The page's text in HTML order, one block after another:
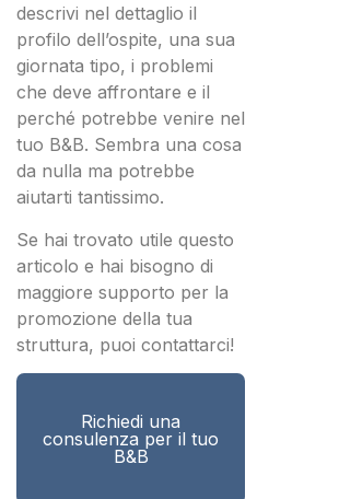
descrivi nel dettaglio il
profilo dell’ospite, una sua
giornata tipo, i problemi
che deve affrontare e il
perché potrebbe venire nel
tuo B&B. Sembra una cosa
da nulla ma potrebbe
aiutarti tantissimo.
Se hai trovato utile questo
articolo e hai bisogno di
maggiore supporto per la
promozione della tua
struttura, puoi contattarci!
Richiedi una
consulenza per il tuo
B&B